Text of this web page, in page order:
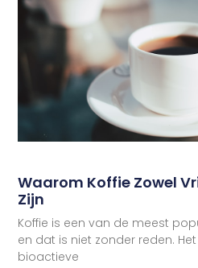
Waarom Koffie Zowel
Zijn
Koffie is een van de meest
en dat is niet zonder reden.
bioactieve